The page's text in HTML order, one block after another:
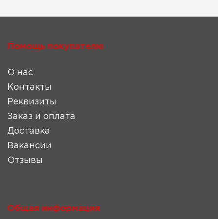
Помощь покупателю
О нас
Контакты
Реквизиты
Заказ и оплата
Доставка
Вакансии
Отзывы
Общая информация